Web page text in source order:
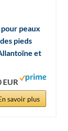
peaux
pieds
et
EUR
savoir plus